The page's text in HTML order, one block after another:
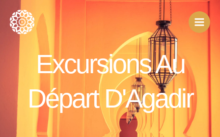
contenu
Excursions Au
Départ D'Agadir